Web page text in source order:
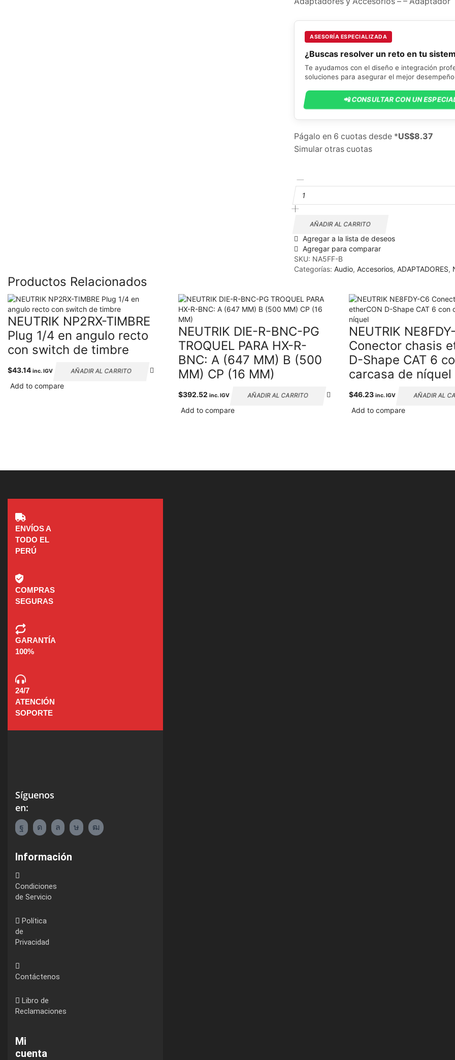
ASESORÍA ESPECIALIZADA
¿Buscas resolver un reto en tu
Te ayudamos con el diseño e integración
soluciones para asegurar el mejor
📲 CONSULTAR CON UN
Págalo en 6 cuotas desde *US$8.37
Simular otras cuotas
NEUTRIK
NA5FF-
B
Adaptador
hembra
de
5
polos
dorados
cantidad
AÑADIR AL CARRITO
Agregar a la lista de deseos
Agregar para comparar
SKU: NA5FF-B
Categorías:Audio,Accesorios,ADAPTADORES,
Productos Relacionados
NEUTRIK NP2RX-TIMBRE
Plug 1/4 en angulo recto
con switch de timbre
$43.14 inc. IGV AÑADIR AL CARRITO
Add to compare
NEUTRIK DIE-R-BNC-PG
TROQUEL PARA HX-R-
BNC: A (647 MM) B (500
MM) CP (16 MM)
$392.52 inc. IGV AÑADIR AL CARRITO
Add to compare
NEUTRIK
Conector chasis
D-Shape CAT 6
carcasa de níquel
$46.23 inc. IGV AÑADIR AL
Add to compare
ENVÍOS A
TODO EL
PERÚ
COMPRAS
SEGURAS
GARANTÍA
100%
24/7
ATENCIÓN
SOPORTE
Síguenos
en:
FacebookInstagramWhatsapp
Tik- Youtube
Información
Condiciones
de Servicio
Política
de
Privacidad
Contáctenos
Libro de
Reclamaciones
Mi
cuenta